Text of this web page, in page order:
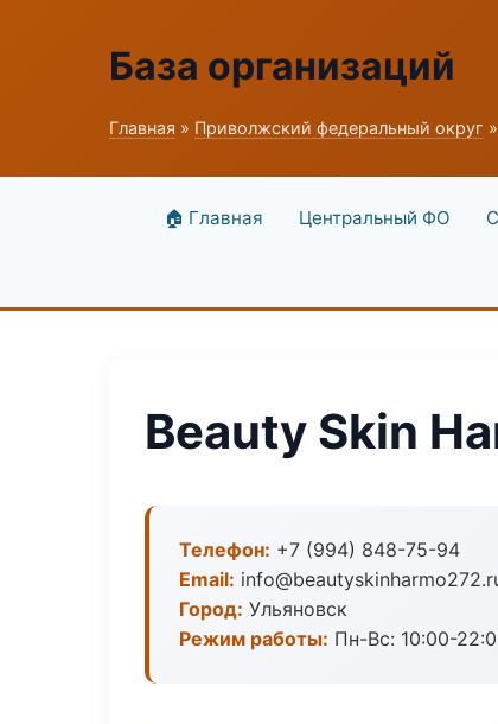
База организаций
Главная » Приволжский федеральный округ
🏠 Главная Центральный ФО
Beauty Skin
Телефон: +7 (994) 848-75-94
Email:
Город: Ульяновск
Режим работы: Пн-Вс: 10:00-